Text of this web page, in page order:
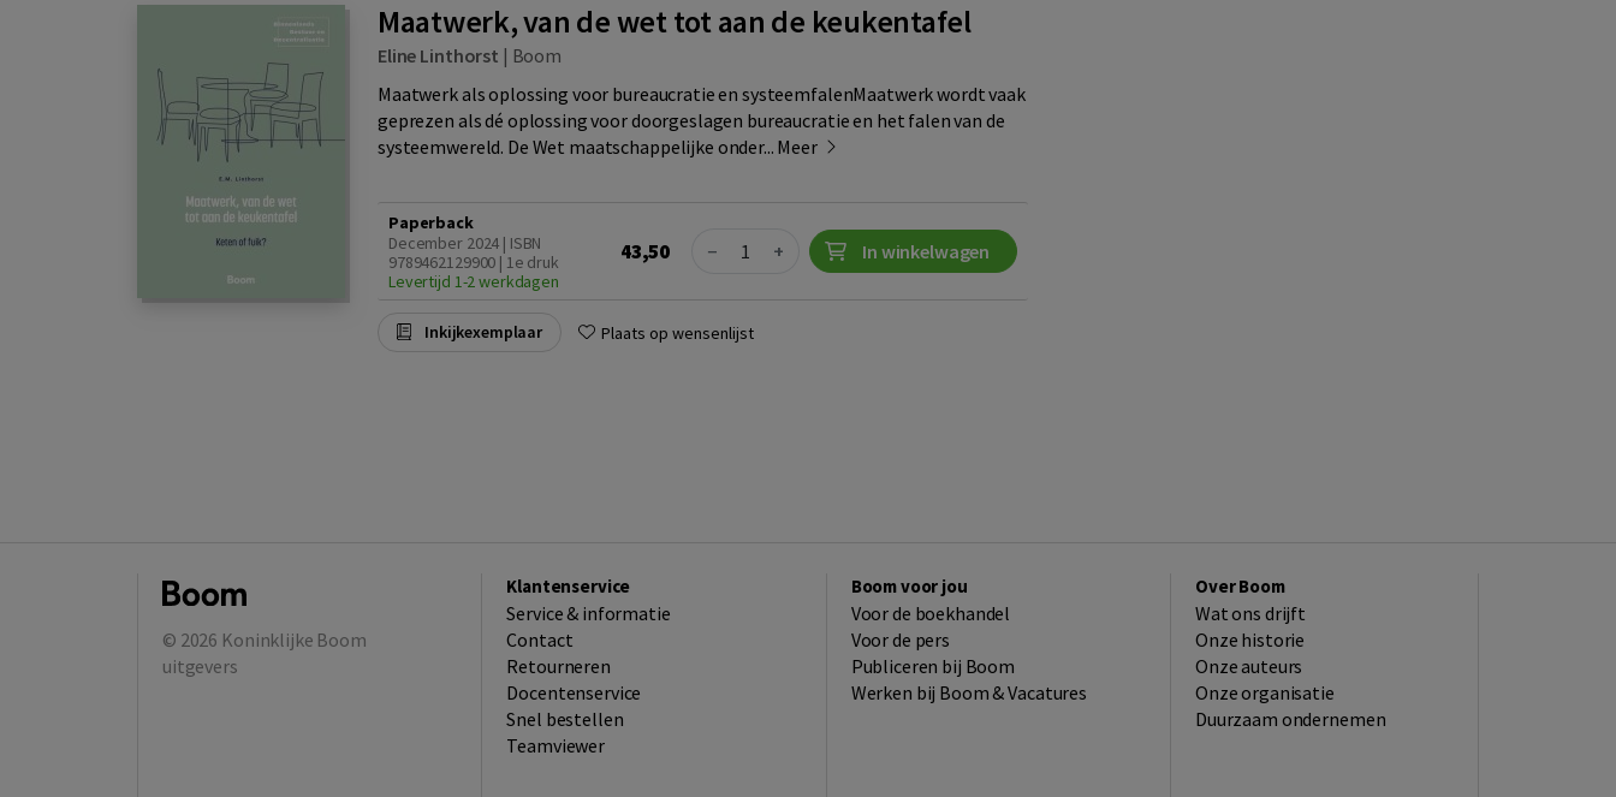
Maatwerk, van de wet tot aan de keukentafel
Eline Linthorst | Boom
Maatwerk als oplossing voor bureaucratie en systeemfalenMaatwerk wordt vaak
geprezen als dé oplossing voor doorgeslagen bureaucratie en het falen van de
systeemwereld. De Wet maatschappelijke onder... Meer
Paperback
December 2024 | ISBN
9789462129900 | 1e druk
Levertijd 1-2 werkdagen
43,50 Quantity
− + In winkelwagen
Inkijkexemplaar Plaats op wensenlijst
© 2026 Koninklijke Boom
uitgevers
Klantenservice
Service & informatie
Contact
Retourneren
Docentenservice
Snel bestellen
Teamviewer
Boom voor jou
Voor de boekhandel
Voor de pers
Publiceren bij Boom
Werken bij Boom & Vacatures
Over Boom
Wat ons drijft
Onze historie
Onze auteurs
Onze organisatie
Duurzaam ondernemen